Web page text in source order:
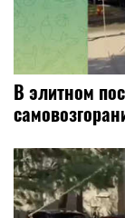
В элитном